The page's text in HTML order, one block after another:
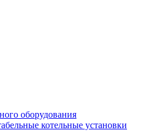
оборудования
котельные установки